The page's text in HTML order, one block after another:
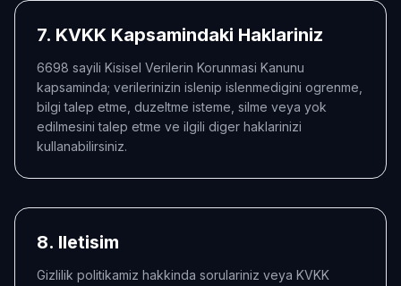
7. KVKK Kapsamindaki Haklariniz
6698 sayili Kisisel Verilerin Korunmasi Kanunu
kapsaminda; verilerinizin islenip islenmedigini ogrenme,
bilgi talep etme, duzeltme isteme, silme veya yok
edilmesini talep etme ve ilgili diger haklarinizi
kullanabilirsiniz.
8. Iletisim
Gizlilik politikamiz hakkinda sorulariniz veya KVKK